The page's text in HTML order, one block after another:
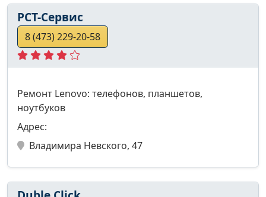
РСТ-Сервис
8 (473) 229-20-58
Ремонт Lenovo: телефонов, планшетов,
ноутбуков
Адрес:
Владимира Невского, 47